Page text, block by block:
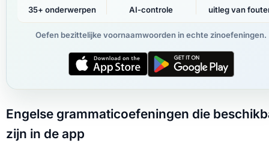
35+ onderwerpen AI-controle uitleg van
Oefen bezittelijke voornaamwoorden in echte zinoefeningen.
Engelse grammaticoefeningen die
zijn in de app